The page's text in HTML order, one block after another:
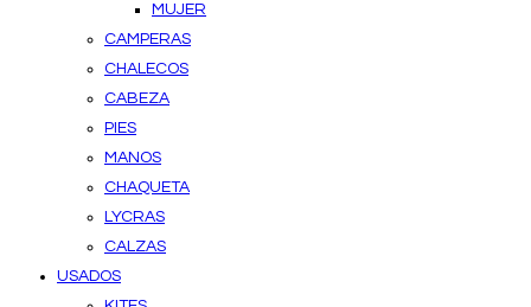
MUJER
CAMPERAS
CHALECOS
CABEZA
PIES
MANOS
CHAQUETA
LYCRAS
CALZAS
USADOS